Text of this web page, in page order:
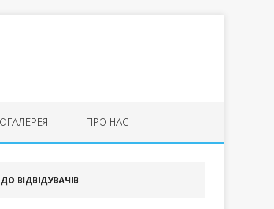
ПРО НАС
ДО ВІДВІДУВАЧІВ